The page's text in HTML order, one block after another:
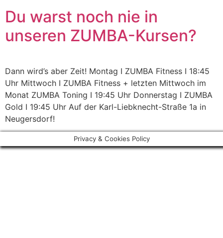
Du warst noch nie in
unseren ZUMBA-Kursen?
Dann wird’s aber Zeit! Montag I ZUMBA Fitness I 18:45
Uhr Mittwoch I ZUMBA Fitness + letzten Mittwoch im
Monat ZUMBA Toning I 19:45 Uhr Donnerstag I ZUMBA
Gold I 19:45 Uhr Auf der Karl-Liebknecht-Straße 1a in
Neugersdorf!
Privacy & Cookies Policy